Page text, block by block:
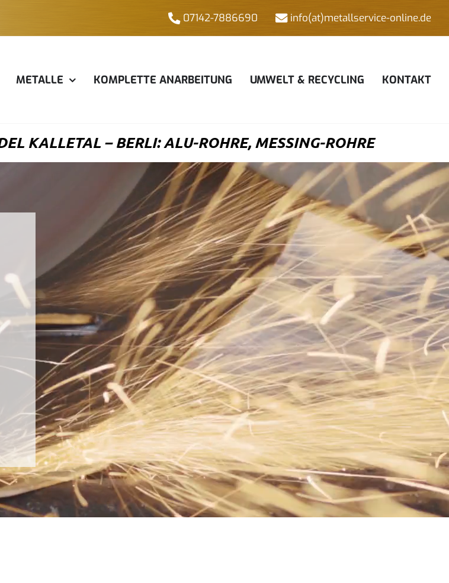
07142-7886690 info(at)metallservice-online.de
METALLE KOMPLETTE ANARBEITUNG UMWELT & RECYCLING KONTAKT
KALLETAL – BERLI: ALU-ROHRE, MESSING-ROHRE